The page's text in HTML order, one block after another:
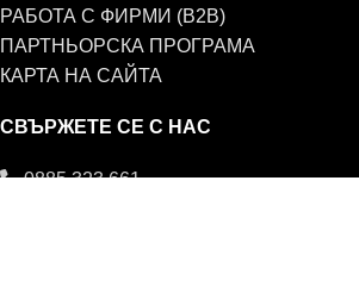
РАБОТА С ФИРМИ (B2B)
ПАРТНЬОРСКА ПРОГРАМА
КАРТА НА САЙТА
СВЪРЖЕТЕ СЕ С НАС
0885 323 661